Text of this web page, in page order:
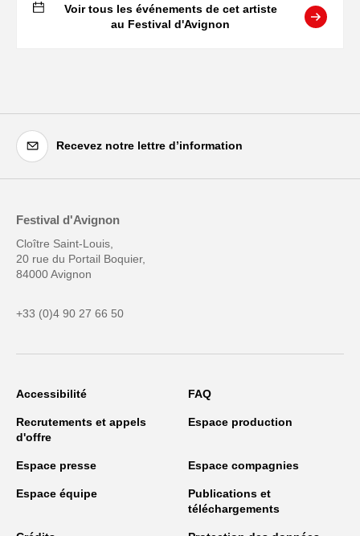
Voir tous les événements de cet artiste
au Festival d'Avignon
Recevez notre lettre d’information
Festival d'Avignon
Cloître Saint-Louis,
20 rue du Portail Boquier,
84000 Avignon
+33 (0)4 90 27 66 50
Accessibilité FAQ
Recrutements et appels
d'offre
Espace production
Espace presse Espace compagnies
Espace équipe
Publications et
téléchargements